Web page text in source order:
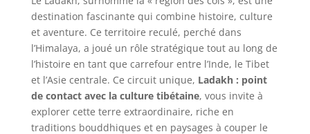
destination fascinante qui combine histoire, culture
et aventure. Ce territoire reculé, perché dans
l’Himalaya, a joué un rôle stratégique tout au long de
l’histoire en tant que carrefour entre l’Inde, le Tibet
et l’Asie centrale. Ce circuit unique, Ladakh : point
de contact avec la culture tibétaine, vous invite à
explorer cette terre extraordinaire, riche en
traditions bouddhiques et en paysages à couper le